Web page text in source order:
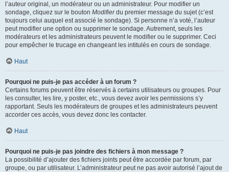
l’auteur original, un modérateur ou un administrateur. Pour modifier un
sondage, cliquez sur le bouton Modifierdu premier message du sujet (c’est
toujours celui auquel est associé le sondage). Si personne n’a voté, l’auteur
peut modifier une option ou supprimer le sondage. Autrement, seuls les
modérateurs et les administrateurs peuvent le modifier ou le supprimer. Ceci
pour empêcher le trucage en changeant les intitulés en cours de sondage.
Haut
Pourquoi ne puis-je pas accéder à un forum ?
Certains forums peuvent être réservés à certains utilisateurs ou groupes. Pour
les consulter, les lire, y poster, etc., vous devez avoir les permissions s’y
rapportant. Seuls les modérateurs de groupes et les administrateurs peuvent
accorder ces accès, vous devez donc les contacter.
Haut
Pourquoi ne puis-je pas joindre des fichiers à mon message ?
La possibilité d’ajouter des fichiers joints peut être accordée par forum, par
groupe, ou par utilisateur. L’administrateur peut ne pas avoir autorisé l’ajout de